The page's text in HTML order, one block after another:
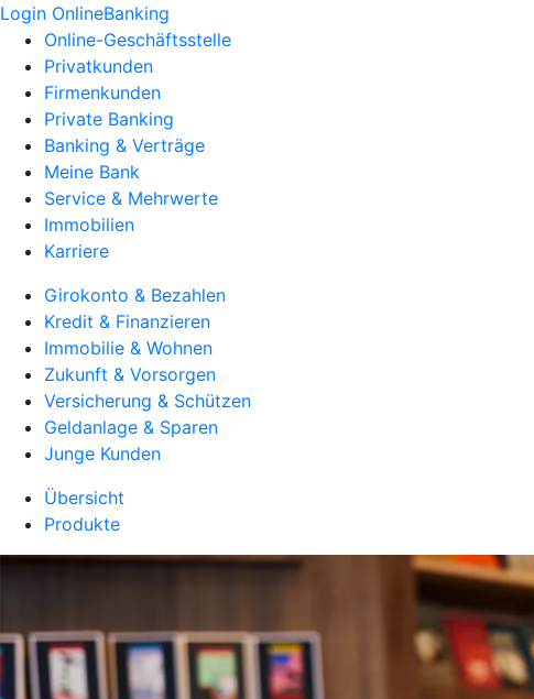
Login OnlineBanking
Online-Geschäftsstelle
Privatkunden
Firmenkunden
Private Banking
Banking & Verträge
Meine Bank
Service & Mehrwerte
Immobilien
Karriere
Girokonto & Bezahlen
Kredit & Finanzieren
Immobilie & Wohnen
Zukunft & Vorsorgen
Versicherung & Schützen
Geldanlage & Sparen
Junge Kunden
Übersicht
Produkte